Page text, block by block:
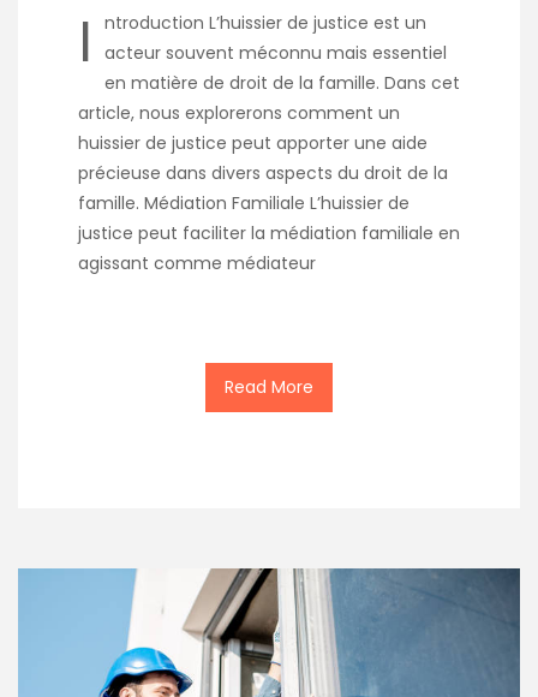
I
ntroduction L’huissier de justice est un
acteur souvent méconnu mais essentiel
en matière de droit de la famille. Dans cet
article, nous explorerons comment un
huissier de justice peut apporter une aide
précieuse dans divers aspects du droit de la
famille. Médiation Familiale L’huissier de
justice peut faciliter la médiation familiale en
agissant comme médiateur
Read More